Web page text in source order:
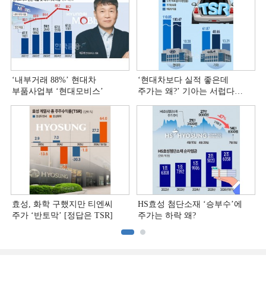
‘내부거래 88%ʼ 현대차
부품사업부 ‘현대모비스ʼ
‘현대차보다 실적 좋은데
주가는 왜?ʼ 기아는 서럽다
효성, 화학 구했지만 티엔씨
주가 ‘반토막’ [정답은 TSR]
HS효성 첨단소재 ‘승부수’에
주가는 하락 왜?